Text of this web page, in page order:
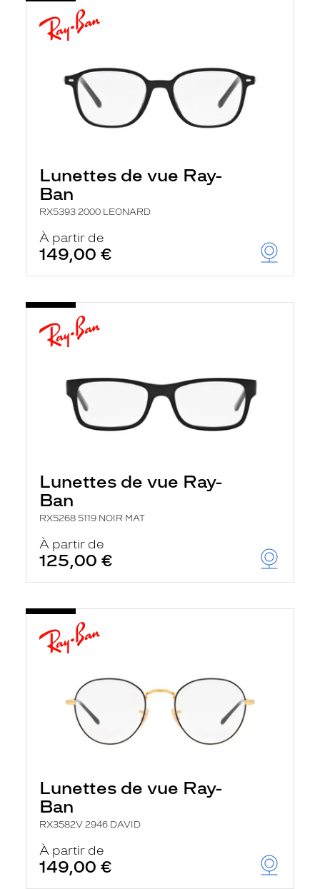
Lunettes de vue Ray-
Ban
RX5393 2000 LEONARD
À partir de
149,00 €
Lunettes de vue Ray-
Ban
RX5268 5119 NOIR MAT
À partir de
125,00 €
Lunettes de vue Ray-
Ban
RX3582V 2946 DAVID
À partir de
149,00 €